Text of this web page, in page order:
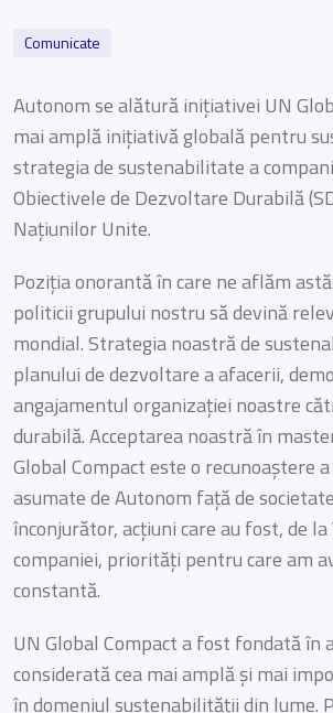
Comunicate
Autonom se alătură inițiativei UN
mai amplă inițiativă globală pentru
strategia de sustenabilitate a
Obiectivele de Dezvoltare Durabilă
Națiunilor Unite.
Poziția onorantă în care ne aflăm
politicii grupului nostru să devină
mondial. Strategia noastră de
planului de dezvoltare a afacerii,
angajamentul organizației noastre
durabilă. Acceptarea noastră în
Global Compact este o recunoaștere
asumate de Autonom față de
înconjurător, acțiuni care au fost, de
companiei, priorități pentru care am
constantă.
UN Global Compact a fost fondată în
considerată cea mai amplă și mai
în domeniul sustenabilității din lume.